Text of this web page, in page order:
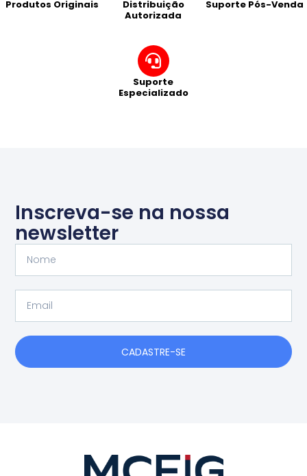
Produtos Originais
Distribuição
Autorizada
Suporte Pós-Venda
Suporte
Especializado
Inscreva-se na nossa
newsletter
CADASTRE-SE